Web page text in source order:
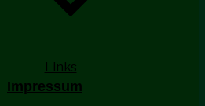
Links
Impressum